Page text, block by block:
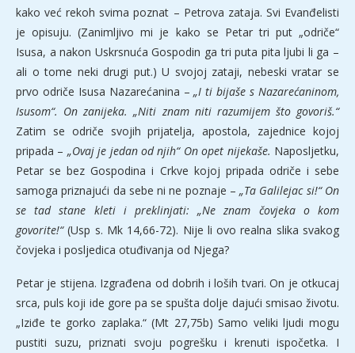
kako već rekoh svima poznat – Petrova zataja. Svi Evanđelisti
je opisuju. (Zanimljivo mi je kako se Petar tri put „odriče“
Isusa, a nakon Uskrsnuća Gospodin ga tri puta pita ljubi li ga –
ali o tome neki drugi put.) U svojoj zataji, nebeski vratar se
prvo odriče Isusa Nazarećanina –„I ti bijaše s Nazarećaninom,
Isusom“. On zanijeka. „Niti znam niti razumijem što govoriš.“
Zatim se odriče svojih prijatelja, apostola, zajednice kojoj
pripada – „Ovaj je jedan od njih“ On opet nijekaše. Naposljetku,
Petar se bez Gospodina i Crkve kojoj pripada odriče i sebe
samoga priznajući da sebe ni ne poznaje –„Ta Galilejac si!“ On
se tad stane kleti i preklinjati: „Ne znam čovjeka o kom
govorite!“(Usp s. Mk 14,66-72). Nije li ovo realna slika svakog
čovjeka i posljedica otuđivanja od Njega?
Petar je stijena. Izgrađena od dobrih i loših tvari. On je otkucaj
srca, puls koji ide gore pa se spušta dolje dajući smisao životu.
„Iziđe te gorko zaplaka.“ (Mt 27,75b) Samo veliki ljudi mogu
pustiti suzu, priznati svoju pogrešku i krenuti ispočetka. I